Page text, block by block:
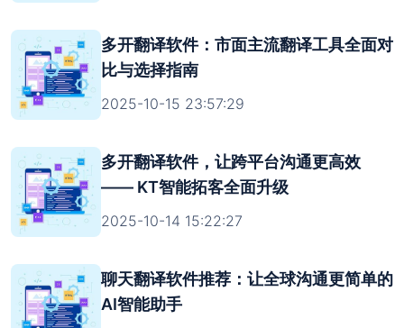
多开翻译软件：市面主流翻译工具全面对
比与选择指南
2025-10-15 23:57:29
多开翻译软件，让跨平台沟通更高效
—— KT智能拓客全面升级
2025-10-14 15:22:27
聊天翻译软件推荐：让全球沟通更简单的
AI智能助手